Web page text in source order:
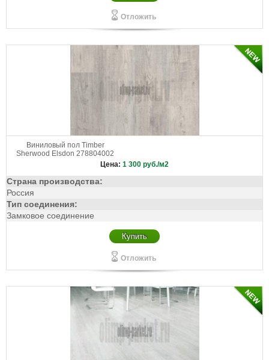
Отложить
Виниловый пол Timber
Sherwood Elsdon 278804002
Цена: 1 300 руб./м2
Страна производства:
Россия
Тип соединения:
Замковое соединение
Купить
Отложить